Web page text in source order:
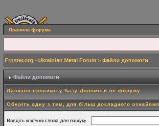
Правила форума
Froster.org - Ukrainian Metal Forum > Файли допомоги
Файли допомоги
Ласкаво просимо у базу Допомоги по форуму.
Оберіть одну з тем, для більш докладного
Введіть ключові слова для пошуку